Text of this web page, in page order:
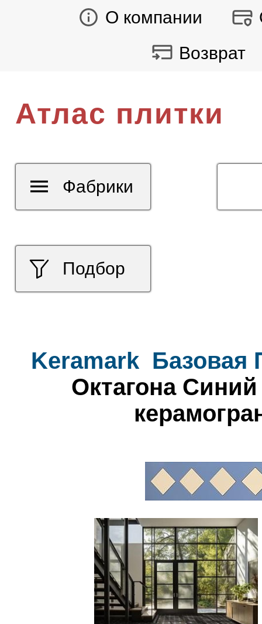
О компании
Возврат
Атлас плитки
Подбор
Фабрики
Keramark Базовая
Октагона Синий